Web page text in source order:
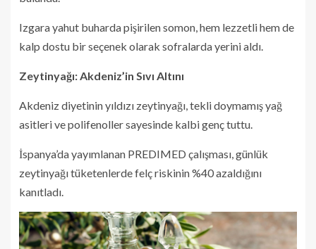
Izgara yahut buharda pişirilen somon, hem lezzetli hem de
kalp dostu bir seçenek olarak sofralarda yerini aldı.
Zeytinyağı: Akdeniz’in Sıvı Altını
Akdeniz diyetinin yıldızı zeytinyağı, tekli doymamış yağ
asitleri ve polifenoller sayesinde kalbi genç tuttu.
İspanya’da yayımlanan PREDIMED çalışması, günlük
zeytinyağı tüketenlerde felç riskinin %40 azaldığını
kanıtladı.